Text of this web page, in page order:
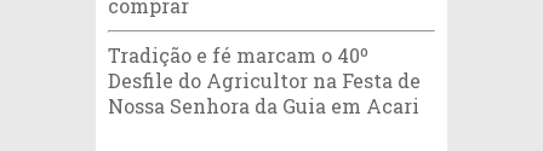
comprar
Tradição e fé marcam o 40º
Desfile do Agricultor na Festa de
Nossa Senhora da Guia em Acari